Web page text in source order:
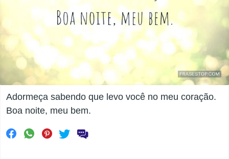
Adormeça sabendo que levo você no meu coração.
Boa noite, meu bem.